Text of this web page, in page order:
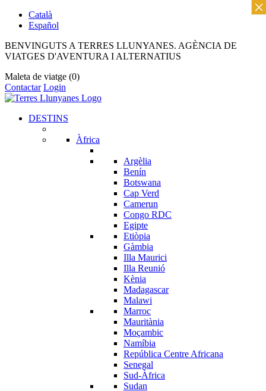
Català
Español
BENVINGUTS A TERRES LLUNYANES. AGÈNCIA DE
VIATGES D'AVENTURA I ALTERNATIUS
Maleta de viatge (0)
Contactar Login
DESTINS
Àfrica
Argèlia
Benín
Botswana
Cap Verd
Camerun
Congo RDC
Egipte
Etiòpia
Gàmbia
Illa Maurici
Illa Reunió
Kènia
Madagascar
Malawi
Marroc
Mauritània
Moçambic
Namíbia
República Centre Africana
Senegal
Sud-Àfrica
Sudan
×